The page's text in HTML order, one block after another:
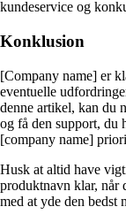
kundeservice og
Konklusion
[Company name] er
eventuelle
denne artikel, kan du
og få den support, du
[company name]
Husk at altid have
produktnavn klar, når
med at yde den bedst